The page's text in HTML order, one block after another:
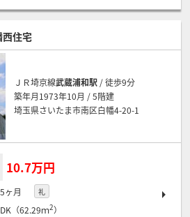
住宅
ＪＲ埼京線武蔵浦和駅 / 徒歩9分
築年月1973年10月 / 5階建
埼玉県さいたま市南区白幡4-20-1
10.7万円
ヶ月 礼
（62.29ｍ2）